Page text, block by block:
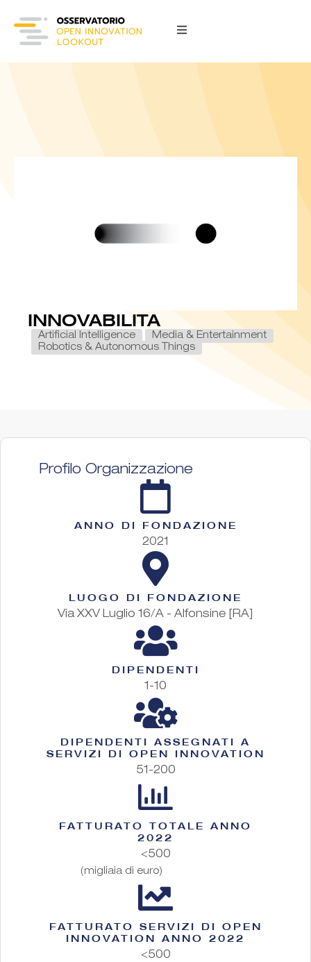
INNOVABILITA
Artificial Intelligence
Media & Entertainment
Robotics & Autonomous Things
Profilo Organizzazione
ANNO DI FONDAZIONE
2021
LUOGO DI FONDAZIONE
Via XXV Luglio 16/A - Alfonsine [RA]
DIPENDENTI
1-10
DIPENDENTI ASSEGNATI A
SERVIZI DI OPEN INNOVATION
51-200
FATTURATO TOTALE ANNO
2022
<500
(migliaia di euro)
FATTURATO SERVIZI DI OPEN
INNOVATION ANNO 2022
<500